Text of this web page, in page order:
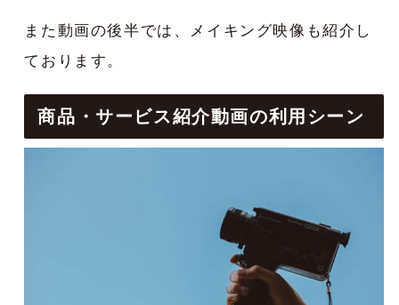
また動画の後半では、メイキング映像も紹介し
ております。
商品・サービス紹介動画の利用シーン